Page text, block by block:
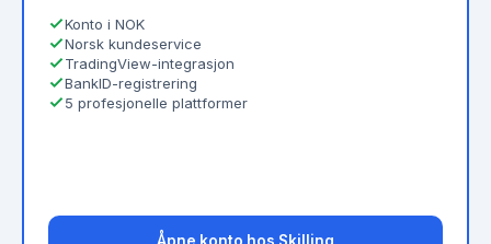
Konto i NOK
Norsk kundeservice
TradingView-integrasjon
BankID-registrering
5 profesjonelle plattformer